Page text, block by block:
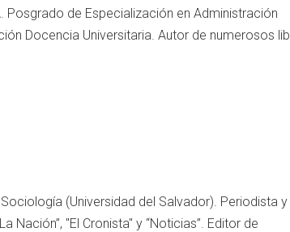
Posgrado de Especialización en Administración
Docencia Universitaria. Autor de numerosos
(Universidad del Salvador). Periodista y
Nación”, "El Cronista" y “Noticias”. Editor de